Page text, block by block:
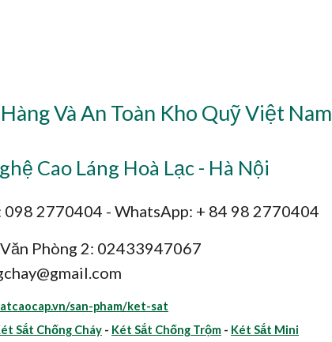
Và An Toàn Kho Quỹ Việt Nam
Cao Láng Hoà Lạc - Hà Nội
2770404 - WhatsApp: + 84 98 2770404
Phòng 2: 02433947067
san-pham/ket-sat
Sắt Chống Cháy - Két Sắt Chống Trộm - Két Sắt Mini